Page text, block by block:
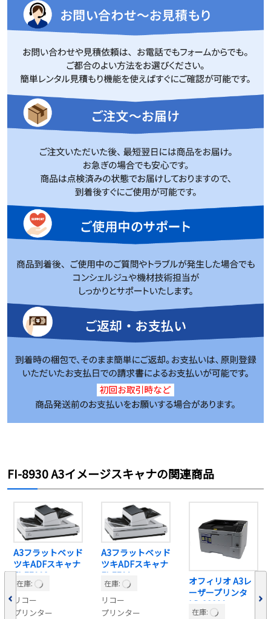
FI-8930 A3イメージスキャナの関連商品
A3フラットベッド
ツキADFスキャナ
FI-7700S
在庫:
リコー
プリンター
A3フラットベッド
ツキADFスキャナ
FI-7700
在庫:
リコー
プリンター
オフィリオ A3レ
ーザープリンタ
LP-S3290
在庫: